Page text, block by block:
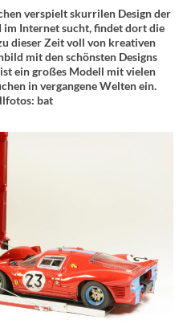
verspielt skurrilen Design der
im Internet sucht, findet dort die
dieser Zeit voll von kreativen
mit den schönsten Designs
ein großes Modell mit vielen
in vergangene Welten ein.
bat